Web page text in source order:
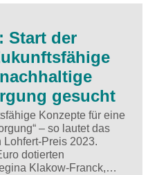
Start der
gesucht
Konzepte für eine
– so lautet das
Preis 2023.
dotierten
Klakow-Franck,…